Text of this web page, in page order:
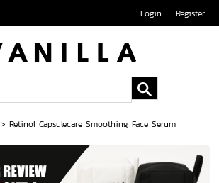
Login Register
>Retinol Capsulecare Smoothing Face Serum